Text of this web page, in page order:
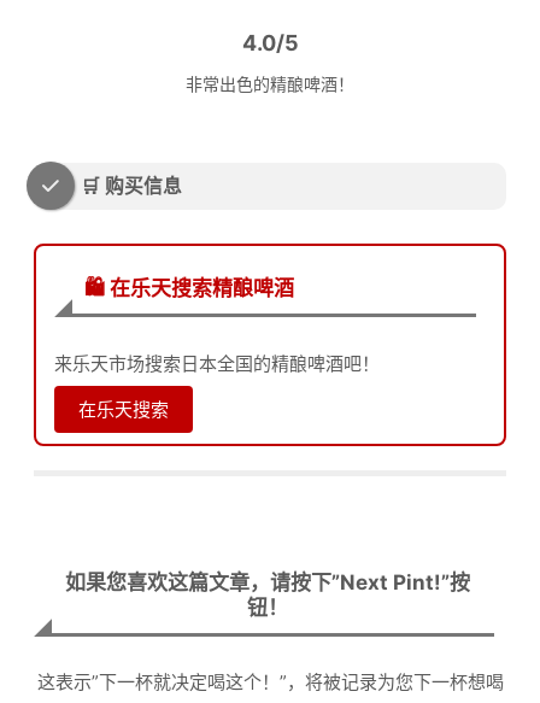
4.0/5
非常出色的精酿啤酒！
🛒 购买信息
🛍️ 在乐天搜索精酿啤酒
来乐天市场搜索日本全国的精酿啤酒吧！
在乐天搜索
如果您喜欢这篇文章，请按下”Next Pint!”按
钮！
这表示”下一杯就决定喝这个！”，将被记录为您下一杯想喝